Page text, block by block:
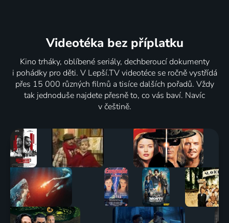
Videotéka bez příplatku
Kino trháky, oblíbené seriály, dechberoucí dokumenty
i pohádky pro děti. V Lepší.TV videotéce se ročně vystřídá
přes 15 000 různých filmů a tisíce dalších pořadů. Vždy
tak jednoduše najdete přesně to, co vás baví. Navíc
v češtině.